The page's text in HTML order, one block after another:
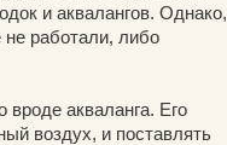
и аквалангов. Однако,
работали, либо
вроде акваланга. Его
воздух, и поставлять